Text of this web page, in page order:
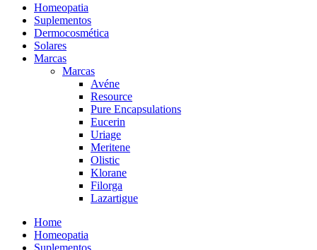
Homeopatia
Suplementos
Dermocosmética
Solares
Marcas
Marcas
Avéne
Resource
Pure Encapsulations
Eucerin
Uriage
Meritene
Olistic
Klorane
Filorga
Lazartigue
Home
Homeopatia
Suplementos